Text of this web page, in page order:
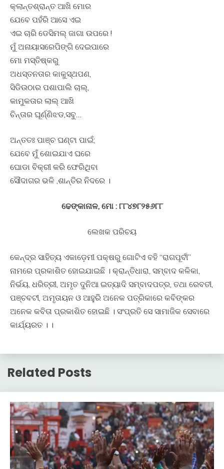
କ୍ଲାନ୍ତଶ୍ରାନ୍ତ ଆଖି ମୋର
ଯେବେ ପହଁରି ଆସେ ଏଇ
ଏଇ ଚାରି ଡେସିମଲ୍‌ ଜାଗା ଉପରେ !
ମୁଁ ଅନାୟାସରେପିଙ୍ଗି ଦେଇପାରେ
ମୋ ମସ୍ତିଷ୍କରୁ
ଅଧସ୍ତନତାର କାକୁସ୍ଥପଣ,
ସିଡିଉଠାର ପଶାପାଲି ଚାଲ୍‌,
କାମୁକତାର ଲାଲ୍‌ ଆଖି
ଚିନ୍ତାର ଘୂର୍ଣ୍ଣିଝଡ,ସବୁ…
ଅନ୍ତତଃ ପାଞ୍ଚ ଘଣ୍ଟା ପାଇଁ;
ଯେବେ ମୁଁ ଶୋଇଯାଏ ଘରେ
ଘୋଡା ବିକ୍ରୀ କରି ଫେରିଥିବା
ସୌଦାଗର ଭଳି ,ଶାନ୍ତିର ନିଦରେ ।
ଢେଙ୍କାନାଳ, ମୋ : ୮୮୪୭୮୨୫୬୮୮
ଲେଖକ ପରିଚୟ
କେନ୍ଦ୍ର ସାହିତ୍ୟ ଏକାଡ଼େମୀ ପକ୍ଷରୁ ଗୋଟିଏ ବହି “ରାଗପୂର୍ବୀ”
ନାମରେ ପ୍ରକାଶିତ ହୋଇଯାଇଛି । କ୍ରାନ୍ତିଧାରା, ସମ୍ବାଦ କଳିକା,
ନିର୍ଭୟ, ଧରିତ୍ରୀ, ଅମୃତ ଦୁନିଆ ଇତ୍ୟାଦି ସମ୍ବାଦପତ୍ର, ତଥା ରେବତୀ,
ପଞ୍ଚବଟୀ, ଅମୃତାୟନ ଓ ଆହୁରି ଅନେକ ପତ୍ରିକାରେ କବିଙ୍କର
ଅନେକ କବିତା ପ୍ରକାଶିତ ହୋଇଛି । ସଂପ୍ରତି ସେ ସାମାଜିକ ସେବାରେ
କାର୍ଯ୍ୟରତ । ।
Related Posts